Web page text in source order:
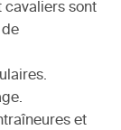
cavaliers sont
et